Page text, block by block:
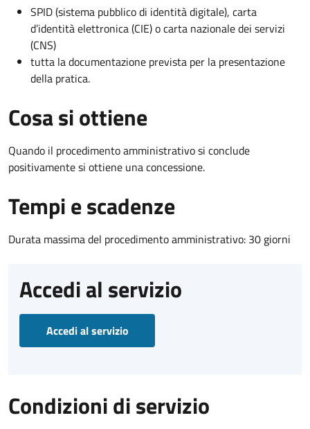
SPID (sistema pubblico di identità digitale), carta
d’identità elettronica (CIE) o carta nazionale dei servizi
(CNS)
tutta la documentazione prevista per la presentazione
della pratica.
Cosa si ottiene
Quando il procedimento amministrativo si conclude
positivamente si ottiene una concessione.
Tempi e scadenze
Durata massima del procedimento amministrativo: 30 giorni
Accedi al servizio
Accedi al servizio
Condizioni di servizio